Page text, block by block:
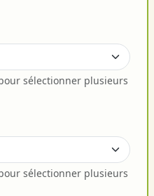
sélectionner plusieurs
sélectionner plusieurs